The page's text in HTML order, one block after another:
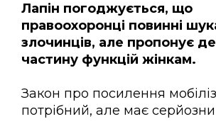
Лапін погоджується, що
правоохоронці повинні
злочинців, але пропонує
частину функцій жінкам.
Закон про посилення
потрібний, але має